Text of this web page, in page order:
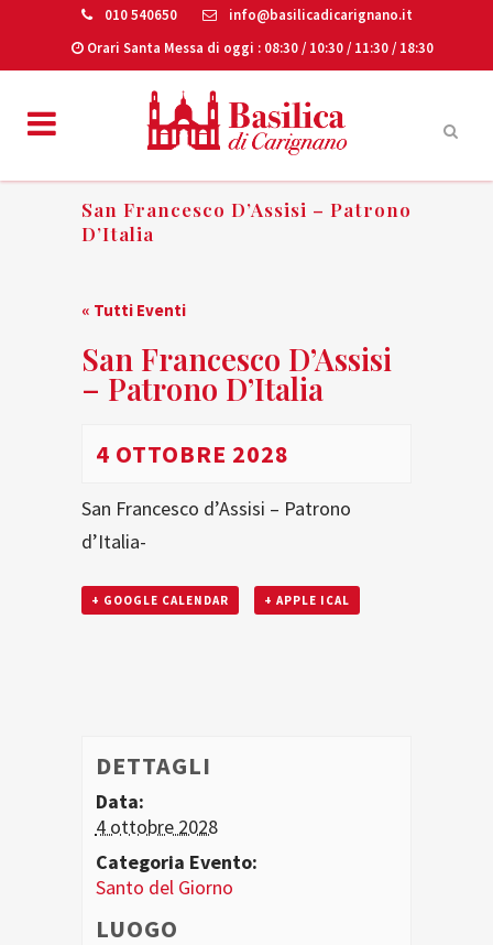
010 540650
info@basilicadicarignano.it
Orari Santa Messa di oggi : 08:30 / 10:30 / 11:30 / 18:30
San Francesco D’Assisi – Patrono
D’Italia
« Tutti Eventi
San Francesco D’Assisi
– Patrono D’Italia
4 OTTOBRE 2028
San Francesco d’Assisi – Patrono
d’Italia-
+ GOOGLE CALENDAR + APPLE ICAL
DETTAGLI
Data:
4 ottobre 2028
Categoria Evento:
Santo del Giorno
LUOGO